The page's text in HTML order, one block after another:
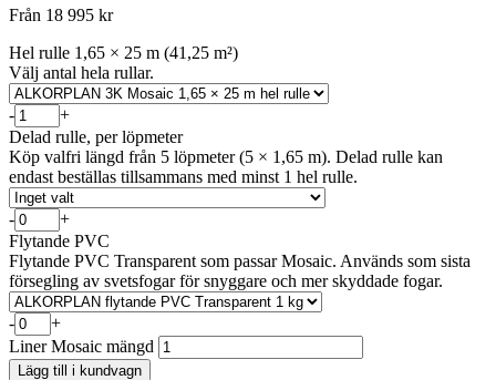
Från 18 995 kr
Hel rulle 1,65 × 25 m (41,25 m²)
Välj antal hela rullar.
-
+
Delad rulle, per löpmeter
Köp valfri längd från 5 löpmeter (5 × 1,65 m). Delad rulle kan
endast beställas tillsammans med minst 1 hel rulle.
-
+
Flytande PVC
Flytande PVC Transparent som passar Mosaic. Används som sista
försegling av svetsfogar för snyggare och mer skyddade fogar.
-
+
Liner Mosaic mängd
Lägg till i kundvagn